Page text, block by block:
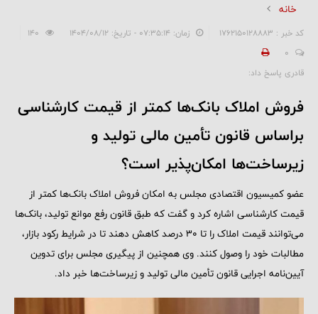
ناوبری
خانه
کد خبر : 1762150128883 زمان: ۰۷:۳۵:۱۴ - تاریخ: ۱۴۰۴/۰۸/۱۲
0
قادری پاسخ داد:
فروش املاک بانک‌ها کمتر از قیمت کارشناسی
براساس قانون تأمین مالی تولید و
زیرساخت‌ها امکان‌پذیر است؟
عضو کمیسیون اقتصادی مجلس به امکان فروش املاک بانک‌ها کمتر از
قیمت کارشناسی اشاره کرد و گفت که طبق قانون رفع موانع تولید، بانک‌ها
می‌توانند قیمت املاک را تا ۳۰ درصد کاهش دهند تا در شرایط رکود بازار،
مطالبات خود را وصول کنند. وی همچنین از پیگیری مجلس برای تدوین
آیین‌نامه اجرایی قانون تأمین مالی تولید و زیرساخت‌ها خبر داد.